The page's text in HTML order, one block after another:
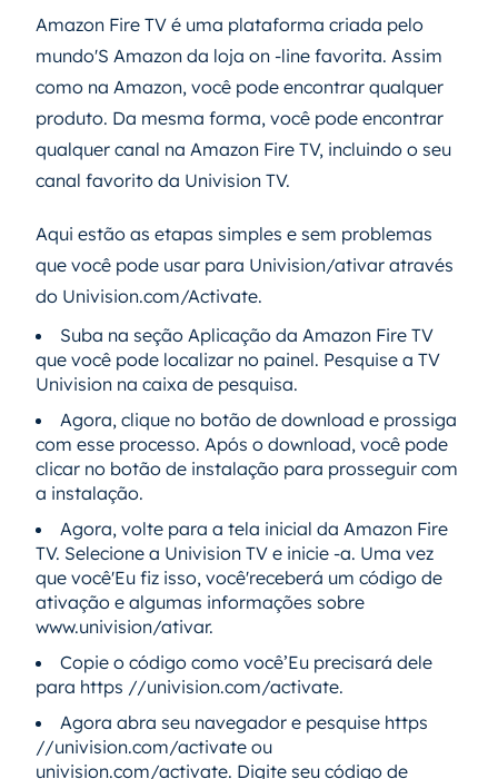
Amazon Fire TV é uma plataforma criada pelo
mundo'S Amazon da loja on -line favorita. Assim
como na Amazon, você pode encontrar qualquer
produto. Da mesma forma, você pode encontrar
qualquer canal na Amazon Fire TV, incluindo o seu
canal favorito da Univision TV.
Aqui estão as etapas simples e sem problemas
que você pode usar para Univision/ativar através
do Univision.com/Activate.
Suba na seção Aplicação da Amazon Fire TV
que você pode localizar no painel. Pesquise a TV
Univision na caixa de pesquisa.
Agora, clique no botão de download e prossiga
com esse processo. Após o download, você pode
clicar no botão de instalação para prosseguir com
a instalação.
Agora, volte para a tela inicial da Amazon Fire
TV. Selecione a Univision TV e inicie -a. Uma vez
que você'Eu fiz isso, você'receberá um código de
ativação e algumas informações sobre
www.univision/ativar.
Copie o código como você’Eu precisará dele
para https //univision.com/activate.
Agora abra seu navegador e pesquise https
//univision.com/activate ou
univision.com/activate. Digite seu código de